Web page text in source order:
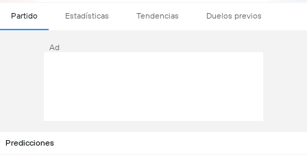
Partido Estadísticas Tendencias Duelos previos
Ad
Predicciones